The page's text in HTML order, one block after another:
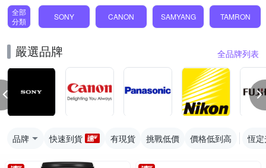
全部
分類
SONY CANON SAMYANG TAMRON
嚴選品牌 全品牌列表
品牌 快速到貨 有現貨 挑戰低價 價格低到高 恆